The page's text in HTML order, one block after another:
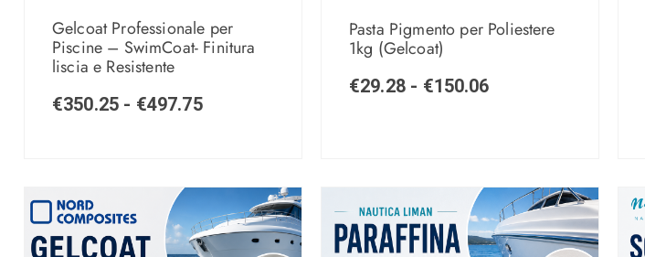
Gelcoat Professionale per
Piscine – SwimCoat- Finitura
liscia e Resistente
€350.25 - €497.75
Pasta Pigmento per Poliestere
1kg (Gelcoat)
€29.28 - €150.06